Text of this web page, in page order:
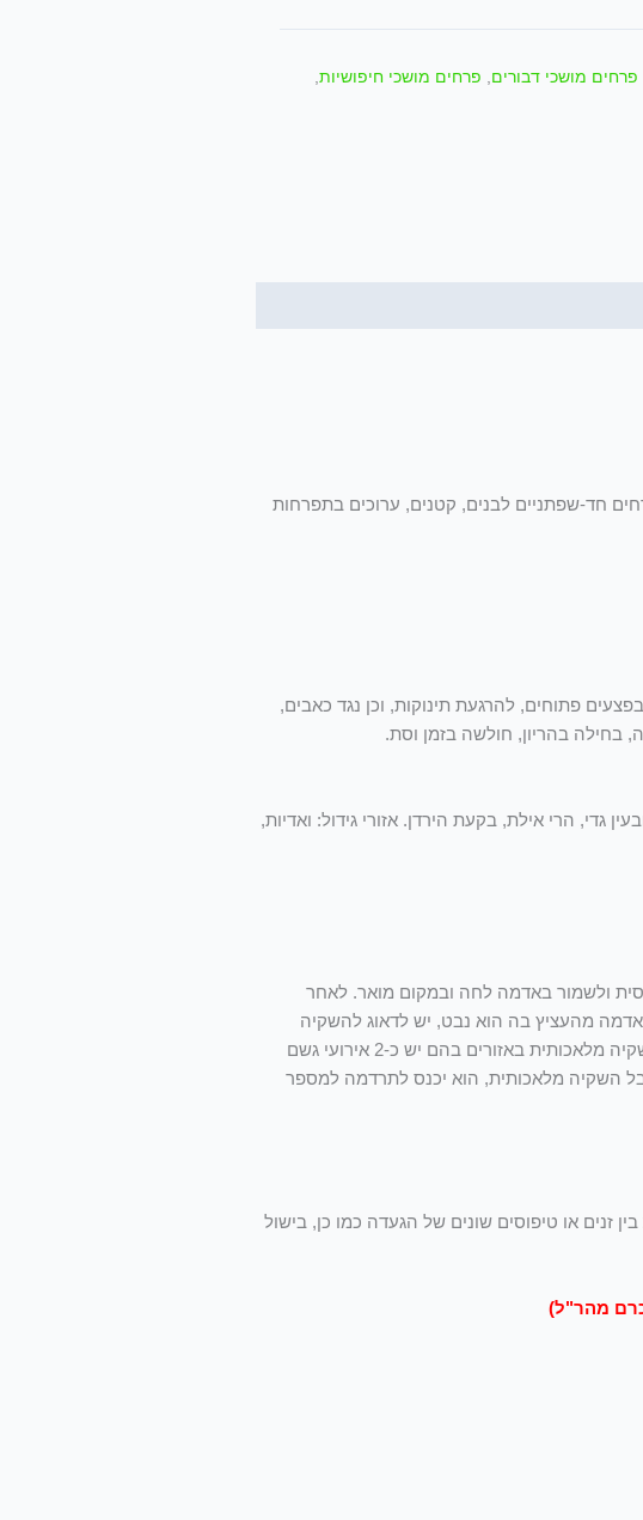
פרחים מושכי דבורים פרחים מושכי חיפושיות
כשאר אורכם כ-1ס"מ לכל היותר, שפתם עגולה עם נטייה לאחור. אורך הגביע כ- 2.5 מ"מ. הפרחים חד-שפתניים לבנים, קטנים, ערוכים בתפרחות
פתוחים, להרגעת תינוקות, וכן נגד כאבים,
בחילה בהריון, חולשה בזמן וסת.
גדי, הרי אילת, בקעת הירדן. אזורי גידול: ואדיות,
ממליצים להנביט בכוסיות ולאחר הנביטה להעביר לקרקע. יש לזרוע כ-5 זרעים בכל כוסית ולשמור באדמה לחה ובמקום מואר. לאחר
עם כל האדמה מהעציץ בה הוא נבט, יש לדאוג להשקיה
פעמיים בשבוע לפחות. (שהאדמה סביבו תהיה לחה). במידה ומעבירים את השתיל לקרקע בעונת הגשמים- אין חובה להשקות בהשקיה מלאכותית באזורים בהם יש כ-2 אירועי גשם
השקיה מלאכותית, הוא יכנס לתרדמה למספר
זנים או טיפוסים שונים של הגעדה כמו כן, בישול
מהר"ל)